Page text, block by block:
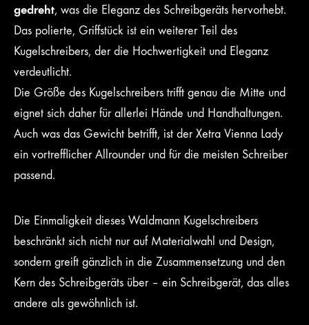
gedreht, was die Eleganz des Schreibgeräts hervorhebt.
Das polierte, Griffstück ist ein weiterer Teil des
Kugelschreibers, der die Hochwertigkeit und Eleganz
verdeutlicht.
Die Größe des Kugelschreibers trifft genau die Mitte und
eignet sich daher für allerlei Hände und Handhaltungen.
Auch was das Gewicht betrifft, ist der Xetra Vienna Lady
ein vortrefflicher Allrounder und für die meisten Schreiber
passend.
Die Einmaligkeit dieses Waldmann Kugelschreibers
beschränkt sich nicht nur auf Materialwahl und Design,
sondern greift gänzlich in die Zusammensetzung und den
Kern des Schreibgeräts über – ein Schreibgerät, das alles
andere als gewöhnlich ist.